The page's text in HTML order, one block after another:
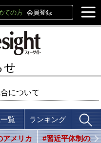
ての方 会員登録
せ
について
覧 ランキング
アメリカ #習近平体制の光